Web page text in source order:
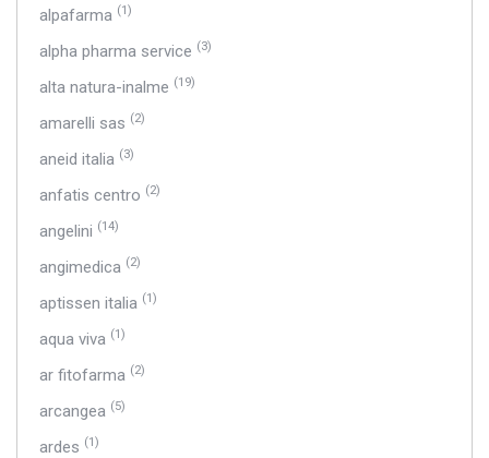
alpafarma (1)
alpha pharma service (3)
alta natura-inalme (19)
amarelli sas (2)
aneid italia (3)
anfatis centro (2)
angelini (14)
angimedica (2)
aptissen italia (1)
aqua viva (1)
ar fitofarma (2)
arcangea (5)
ardes (1)